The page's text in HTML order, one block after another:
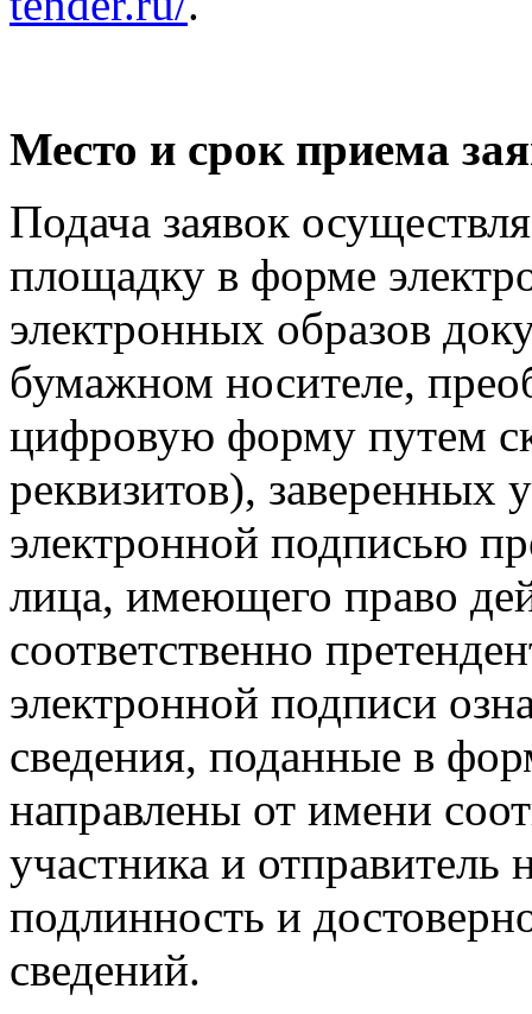
Место и срок приема
Подача заявок
площадку в форме
электронных образов
бумажном носителе,
цифровую форму путем
реквизитов), заверенных
электронной подписью
лица, имеющего право
соответственно
электронной подписи
сведения, поданные в
направлены от имени
участника и отправитель
подлинность и
сведений.